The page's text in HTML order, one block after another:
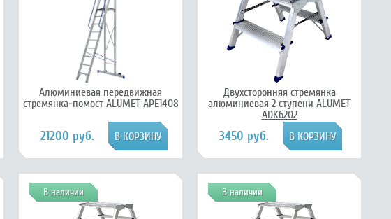
Алюминиевая передвижная
стремянка-помост ALUMET АРЕ1408
21200 руб.
Двухсторонняя стремянка
алюминиевая 2 ступени ALUMET
ADK6202
3450 руб.
В наличии В наличии